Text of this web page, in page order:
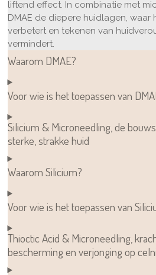
liftend effect. In combinatie met
DMAE de diepere huidlagen, waar
verbetert en tekenen van
vermindert.
Waarom DMAE?
Voor wie is het toepassen van
Silicium & Microneedling, de
sterke, strakke huid
Waarom Silicium?
Voor wie is het toepassen van
Thioctic Acid & Microneedling,
bescherming en verjonging op